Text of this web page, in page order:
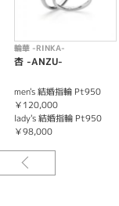
輪華 -RINKA-
杏 -ANZU-
men's 結婚指輪 Pt950
￥120,000
lady's 結婚指輪 Pt950
￥98,000